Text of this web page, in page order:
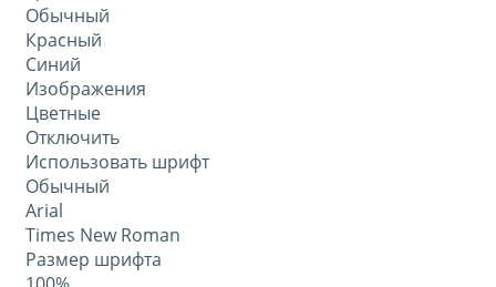
Обычный
Красный
Синий
Изображения
Цветные
Отключить
Использовать шрифт
Обычный
Arial
Times New Roman
Размер шрифта